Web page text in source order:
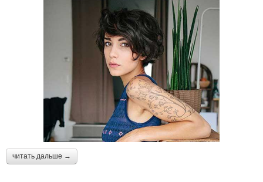
читать дальше →